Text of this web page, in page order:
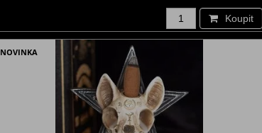
Koupit
NOVINKA